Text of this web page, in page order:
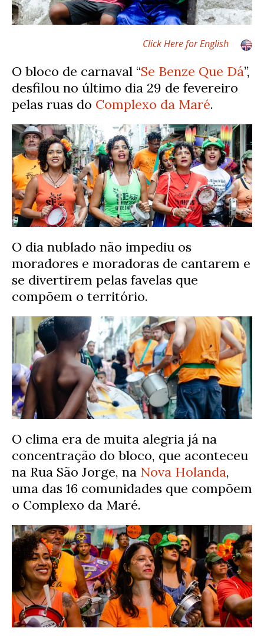
Click Here for English
O bloco de carnaval “Se Benze Que Dá”,
desfilou no último dia 29 de fevereiro
pelas ruas do Complexo da Maré.
O dia nublado não impediu os
moradores e moradoras de cantarem e
se divertirem pelas favelas que
compõem o território.
O clima era de muita alegria já na
concentração do bloco, que aconteceu
na Rua São Jorge, na Nova Holanda,
uma das 16 comunidades que compõem
o Complexo da Maré.